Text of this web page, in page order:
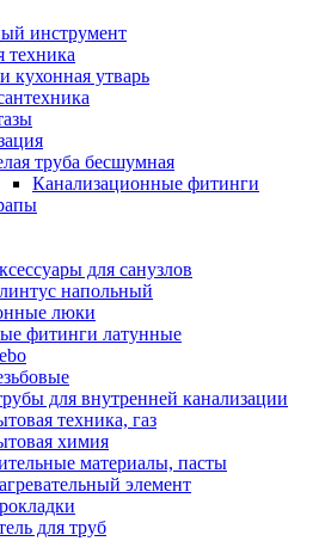
инструмент
техника
кухонная утварь
труба бесшумная
Канализационные фитинги
для санузлов
напольный
люки
фитинги латунные
для внутренней канализации
техника, газ
химия
материалы, пасты
элемент
для труб